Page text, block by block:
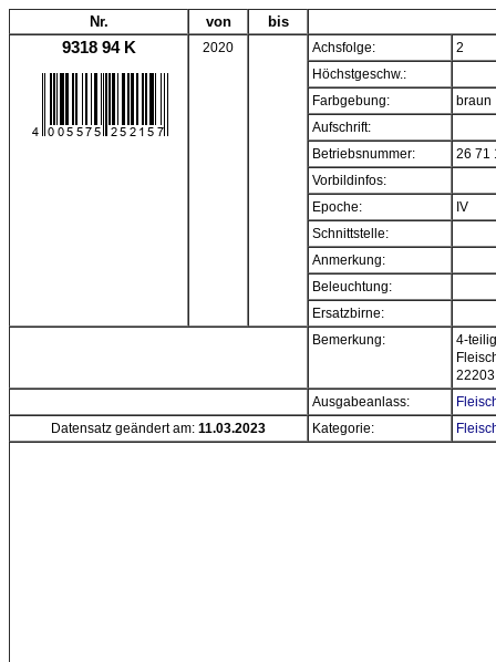
Nr. von bis
9318 94 K 2020 Achsfolge:
2
Höchstgeschw.:
Farbgebung:
braun
Aufschrift:
Betriebsnummer:
26 71
Vorbildinfos:
Epoche:
IV
Schnittstelle:
Anmerkung:
Beleuchtung:
Ersatzbirne:
Bemerkung:
4-
Ausgabeanlass:
Datensatz geändert am: 11.03.2023 Kategorie: